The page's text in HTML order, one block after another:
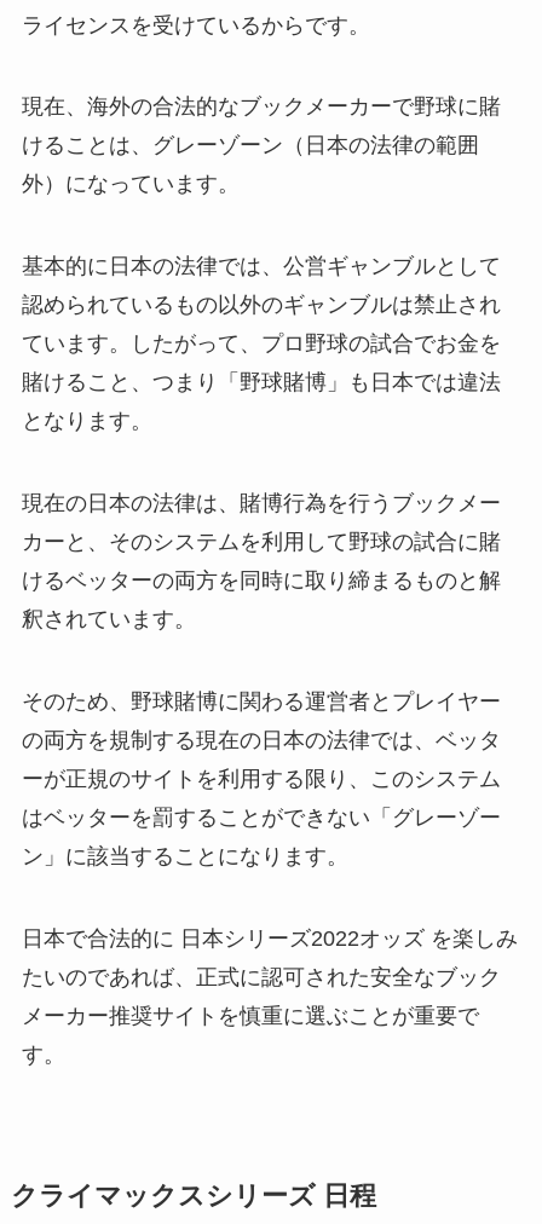
ライセンスを受けているからです。
現在、海外の合法的なブックメーカーで野球に賭
けることは、グレーゾーン（日本の法律の範囲
外）になっています。
基本的に日本の法律では、公営ギャンブルとして
認められているもの以外のギャンブルは禁止され
ています。したがって、プロ野球の試合でお金を
賭けること、つまり「野球賭博」も日本では違法
となります。
現在の日本の法律は、賭博行為を行うブックメー
カーと、そのシステムを利用して野球の試合に賭
けるベッターの両方を同時に取り締まるものと解
釈されています。
そのため、野球賭博に関わる運営者とプレイヤー
の両方を規制する現在の日本の法律では、ベッタ
ーが正規のサイトを利用する限り、このシステム
はベッターを罰することができない「グレーゾー
ン」に該当することになります。
日本で合法的に 日本シリーズ2022オッズ を楽しみ
たいのであれば、正式に認可された安全なブック
メーカー推奨サイトを慎重に選ぶことが重要で
す。
クライマックスシリーズ 日程